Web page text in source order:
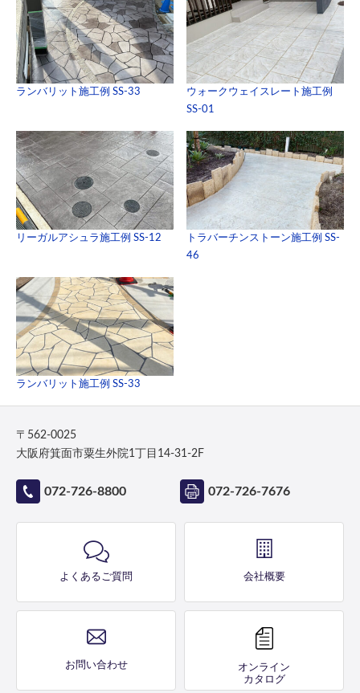
ランバリット施工例 SS-33
ウォークウェイスレート施工例
SS-01
リーガルアシュラ施工例 SS-12
トラバーチンストーン施工例 SS-
46
ランバリット施工例 SS-33
〒562-0025
大阪府箕面市粟生外院1丁目14-31-2F
072-726-8800 072-726-7676
よくあるご質問 会社概要
お問い合わせ
オンライン
カタログ